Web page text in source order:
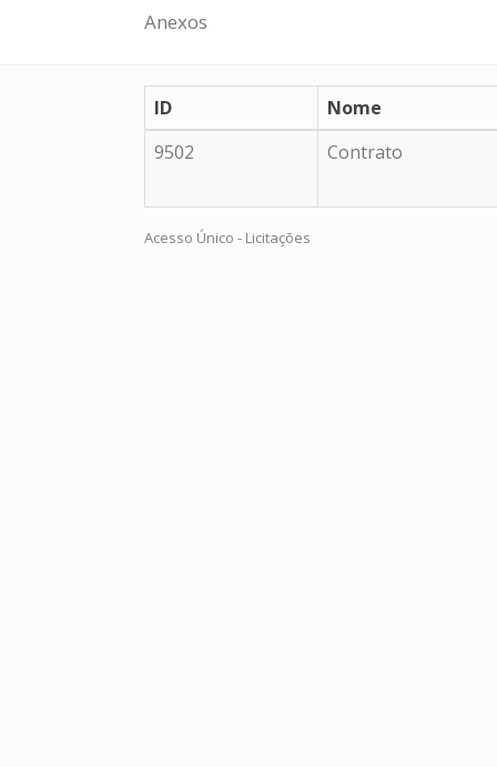
Anexos
ID
Nome
9502
Contrato
Acesso Único - Licitações